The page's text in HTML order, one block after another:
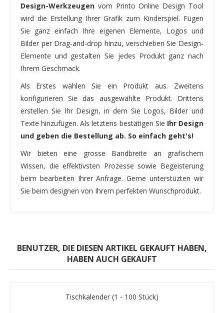
Design-Werkzeugen vom Printo Online Design Tool
wird die Erstellung Ihrer Grafik zum Kinderspiel. Fügen
Sie ganz einfach Ihre eigenen Elemente, Logos und
Bilder per Drag-and-drop hinzu, verschieben Sie Design-
Elemente und gestalten Sie jedes Produkt ganz nach
Ihrem Geschmack.
Als Erstes wählen Sie ein Produkt aus. Zweitens
konfigurieren Sie das ausgewählte Produkt. Drittens
erstellen Sie Ihr Design, in dem Sie Logos, Bilder und
Texte hinzufügen. Als letztens bestätigen Sie Ihr Design
und geben die Bestellung ab. So einfach geht's!
Wir bieten eine grosse Bandbreite an grafischem
Wissen, die effektivsten Prozesse sowie Begeisterung
beim bearbeiten Ihrer Anfrage. Gerne unterstüzten wir
Sie beim designen von Ihrem perfekten Wunschprodukt.
BENUTZER, DIE DIESEN ARTIKEL GEKAUFT HABEN,
HABEN AUCH GEKAUFT
Tischkalender (1 - 100 Stück)